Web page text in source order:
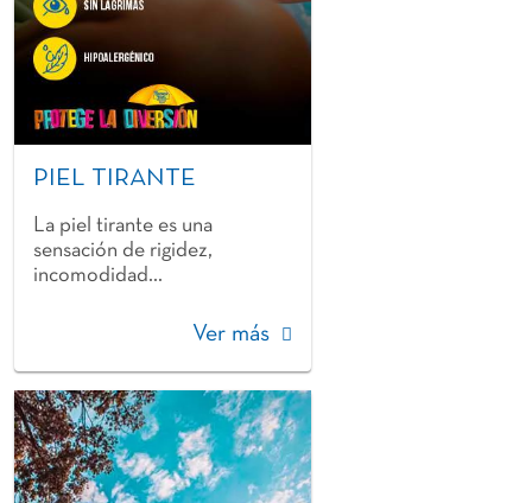
PIEL TIRANTE
La piel tirante es una
sensación de rigidez,
incomodidad...
Ver más